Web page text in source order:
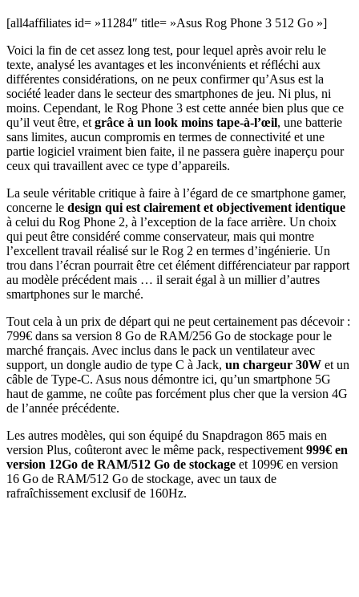
[all4affiliates id= »11284″ title= »Asus Rog Phone 3 512 Go »]
Voici la fin de cet assez long test, pour lequel après avoir relu le
texte, analysé les avantages et les inconvénients et réfléchi aux
différentes considérations, on ne peux confirmer qu’Asus est la
société leader dans le secteur des smartphones de jeu. Ni plus, ni
moins. Cependant, le Rog Phone 3 est cette année bien plus que ce
qu’il veut être, et grâce à un look moins tape-à-l’œil, une batterie
sans limites, aucun compromis en termes de connectivité et une
partie logiciel vraiment bien faite, il ne passera guère inaperçu pour
ceux qui travaillent avec ce type d’appareils.
La seule véritable critique à faire à l’égard de ce smartphone gamer,
concerne le design qui est clairement et objectivement identique
à celui du Rog Phone 2, à l’exception de la face arrière. Un choix
qui peut être considéré comme conservateur, mais qui montre
l’excellent travail réalisé sur le Rog 2 en termes d’ingénierie. Un
trou dans l’écran pourrait être cet élément différenciateur par rapport
au modèle précédent mais … il serait égal à un millier d’autres
smartphones sur le marché.
Tout cela à un prix de départ qui ne peut certainement pas décevoir :
799€ dans sa version 8 Go de RAM/256 Go de stockage pour le
marché français. Avec inclus dans le pack un ventilateur avec
support, un dongle audio de type C à Jack, un chargeur 30W et un
câble de Type-C. Asus nous démontre ici, qu’un smartphone 5G
haut de gamme, ne coûte pas forcément plus cher que la version 4G
de l’année précédente.
Les autres modèles, qui son équipé du Snapdragon 865 mais en
version Plus, coûteront avec le même pack, respectivement 999€ en
version 12Go de RAM/512 Go de stockage et 1099€ en version
16 Go de RAM/512 Go de stockage, avec un taux de
rafraîchissement exclusif de 160Hz.